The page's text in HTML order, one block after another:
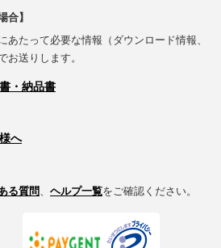
合】
あたって必要な情報（ダウンロード情報、
お送りします。
・納品書
へ
る質問、 ヘルプ一覧をご確認ください。